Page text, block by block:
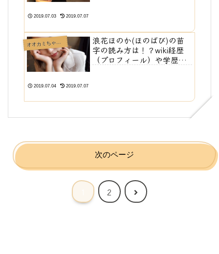
2019.07.03 2019.07.07
オオカミちゃんには騙されない🐺
浪花ほのか(ほのばび)の苗
字の読み方は！？wiki経歴
（プロフィール）や学歴
2019.07.04 2019.07.07
次のページ
2
次